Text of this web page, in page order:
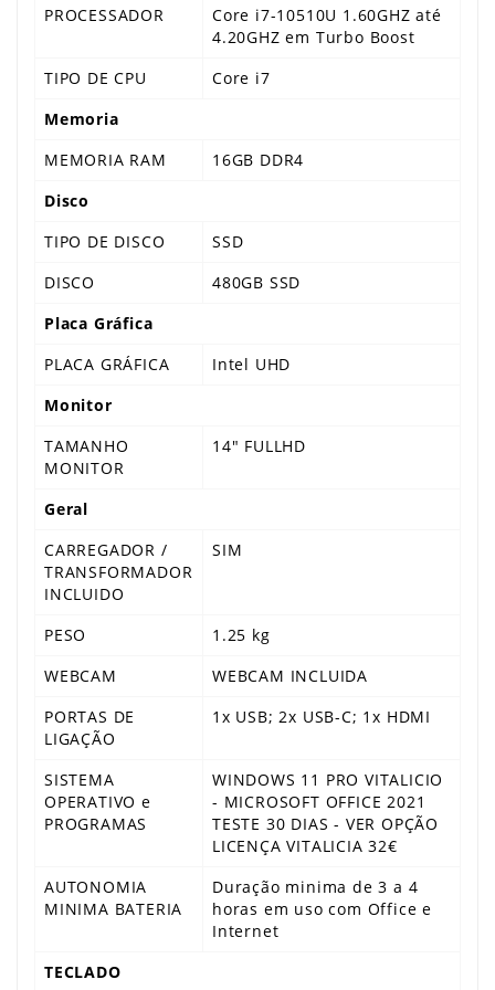
PROCESSADOR
Core i7-10510U 1.60GHZ até
4.20GHZ em Turbo Boost
TIPO DE CPU
Core i7
Memoria
MEMORIA RAM
16GB DDR4
Disco
TIPO DE DISCO
SSD
DISCO
480GB SSD
Placa Gráfica
PLACA GRÁFICA
Intel UHD
Monitor
TAMANHO
MONITOR
14" FULLHD
Geral
CARREGADOR /
TRANSFORMADOR
INCLUIDO
SIM
PESO
1.25 kg
WEBCAM
WEBCAM INCLUIDA
PORTAS DE
LIGAÇÃO
1x USB; 2x USB-C; 1x HDMI
SISTEMA
OPERATIVO e
PROGRAMAS
WINDOWS 11 PRO VITALICIO
- MICROSOFT OFFICE 2021
TESTE 30 DIAS - VER OPÇÃO
LICENÇA VITALICIA 32€
AUTONOMIA
MINIMA BATERIA
Duração minima de 3 a 4
horas em uso com Office e
Internet
TECLADO